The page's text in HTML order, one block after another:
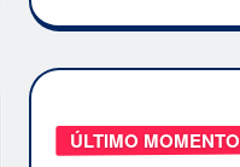
ÚLTIMO MOMENTO